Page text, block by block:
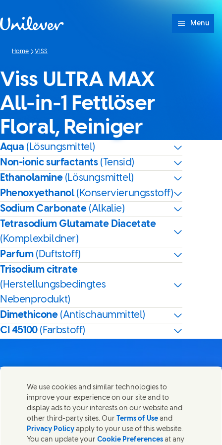
Menu
Home VISS
Viss ULTRA MAX
All-in-1 Fettlöser
Floral, Reiniger
Aqua (Lösungsmittel)
Non-ionic surfactants (Tensid)
Ethanolamine (Lösungsmittel)
Phenoxyethanol(Konservierungsstoff)
Sodium Carbonate (Alkalie)
Tetrasodium Glutamate Diacetate
(Komplexbildner)
Parfum (Duftstoff)
Trisodium citrate
(Herstellungsbedingtes
Nebenprodukt)
Dimethicone (Antischaummittel)
CI 45100 (Farbstoff)
Diese Seite teilen
Share this page on Facebook
Share this page on X
Share this page on Linked In
Share this page on E-
Kontakt
Wir freuen uns über Ihre Meinungen, Anregungen und
helfen gerne bei Fragen.
We use cookies and similar technologies to
improve your experience on our site and to
display ads to your interests on our website and
other third-party sites. Our Terms of Use and
Privacy Policy apply to your use of this website.
You can update yourCookie Preferences at any